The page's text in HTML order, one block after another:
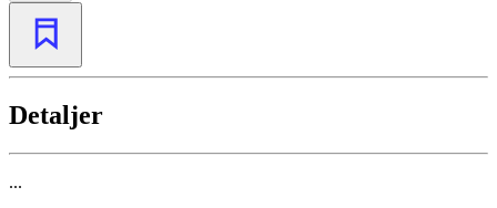
Detaljer
...